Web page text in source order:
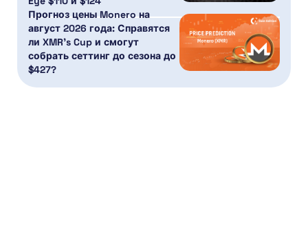
Прогноз цены Monero на
август 2026 года: Справятся
ли XMR’s Cup и смогут
собрать сеттинг до сезона до
$427?